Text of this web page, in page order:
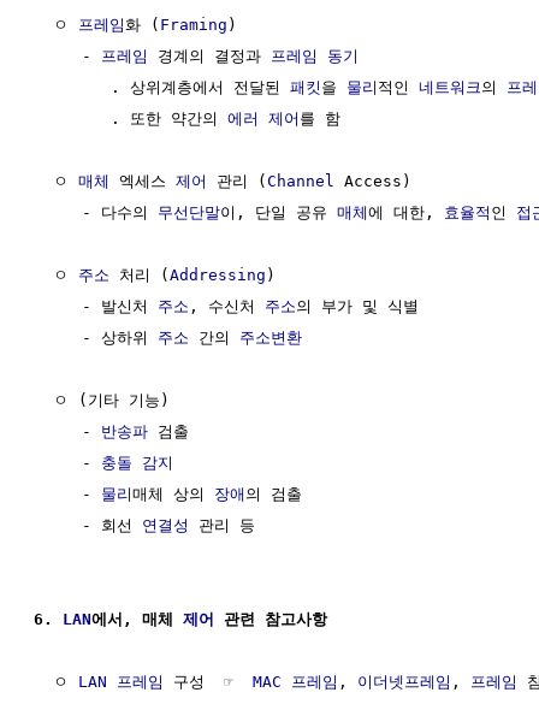
  ㅇ
프레임 화 ( Framing )
     -
프레임 경계의 결정과 프레임 동기
        . 상위계층에서 전달된
패킷 을 물리 적인 네트워크 의 프
        . 또한 약간의
에러 제어 를 함
  ㅇ
매체 엑세스 제어 관리 (Channel
Access)
     - 다수의
무선단말이, 단일 공유 매체에 대한, 효율적 인 접
  ㅇ
주소 처리 (Addressing )
     - 발신처
주소 , 수신처 주소의 부가 및 식별
     - 상하위
주소 간의 주소변환
  ㅇ (기타 기능)
     -
반송파 검출
     -
충돌 감지
     -
물리매체 상의 장애 의 검출
     - 회선
연결성 관리 등
6. LAN에서, 매체 제어 관련 참고사항
  ㅇ
LAN 프레임 구성  ☞ MAC 프레임 , 이더넷프레임 , 프레임